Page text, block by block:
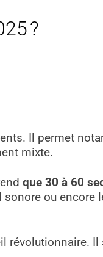
?
Il permet
mixte.
que 30 à 60
ou encore
révolutionnaire.